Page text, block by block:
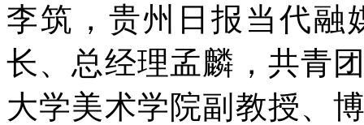
李筑，贵州日报当代融
长、总经理孟麟，共青
大学美术学院副教授、